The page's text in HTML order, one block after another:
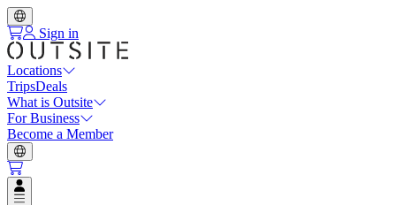
Sign in
Locations
TripsDeals
What is Outsite
For Business
Become a Member
Open user menu